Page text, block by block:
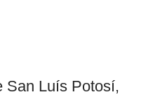
San Luís Potosí,